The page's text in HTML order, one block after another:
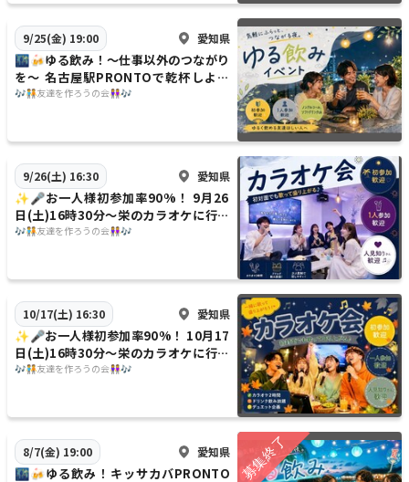
9/25(金) 19:00 愛知県
🌃🍻ゆる飲み！〜仕事以外のつながり
を〜 名古屋駅PRONTOで乾杯しよう
の会🍻🌃 9月25日(金)19時〜
🎶🧑‍🤝‍🧑友達を作ろうの会👭🎶
9/26(土) 16:30 愛知県
✨️🎤お一人様初参加率90%！ 9月26
日(土)16時30分〜栄のカラオケに行こ
うの会🎤✨️
🎶🧑‍🤝‍🧑友達を作ろうの会👭🎶
10/17(土) 16:30 愛知県
✨️🎤お一人様初参加率90%！ 10月17
日(土)16時30分〜栄のカラオケに行こ
うの会🎤✨️
🎶🧑‍🤝‍🧑友達を作ろうの会👭🎶
8/7(金) 19:00 愛知県
🌃🍻ゆる飲み！キッサカバPRONTO